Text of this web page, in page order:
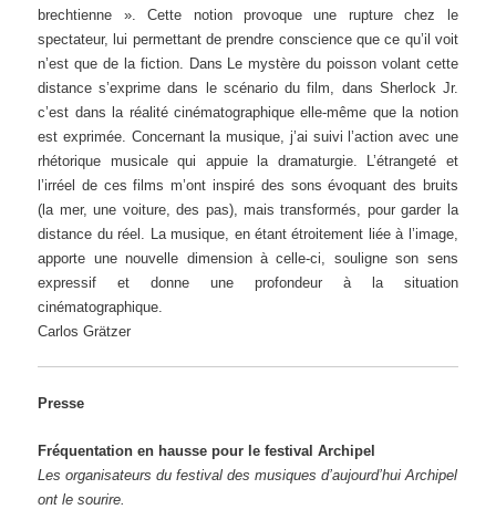
brechtienne ». Cette notion provoque une rupture chez le
spectateur, lui permettant de prendre conscience que ce qu’il voit
n’est que de la fiction. Dans Le mystère du poisson volant cette
distance s’exprime dans le scénario du film, dans Sherlock Jr.
c’est dans la réalité cinématographique elle-même que la notion
est exprimée. Concernant la musique, j’ai suivi l’action avec une
rhétorique musicale qui appuie la dramaturgie. L’étrangeté et
l’irréel de ces films m’ont inspiré des sons évoquant des bruits
(la mer, une voiture, des pas), mais transformés, pour garder la
distance du réel. La musique, en étant étroitement liée à l’image,
apporte une nouvelle dimension à celle-ci, souligne son sens
expressif et donne une profondeur à la situation
cinématographique.
Carlos Grätzer
Presse
Fréquentation en hausse pour le festival Archipel
Les organisateurs du festival des musiques d’aujourd’hui Archipel
ont le sourire.